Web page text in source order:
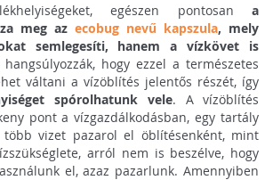
egészen pontosana
meg azecobug nevű kapszula, mely
semlegesíti, hanem a vízkövet is
hogy ezzel a természetes
váltani a vízöblítés jelentős részét, így
spórolhatunk vele. A vízöblítés
pont a vízgazdálkodásban, egy tartály
több vizet pazarol el öblítésenként, mint
arról nem is beszélve, hogy
el, azaz pazarlunk. Amennyiben